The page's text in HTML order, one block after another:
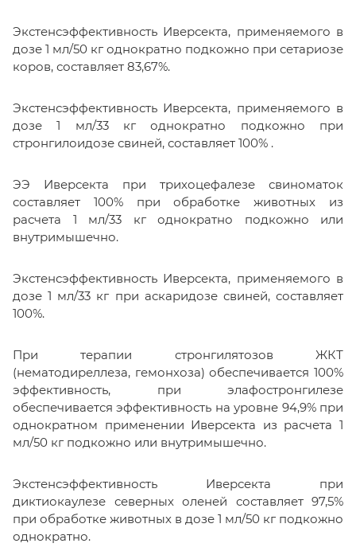
Экстенсэффективность Иверсекта, применяемого в
дозе 1 мл/50 кг однократно подкожно при сетариозе
коров, составляет 83,67%.
Экстенсэффективность Иверсекта, применяемого в
дозе 1 мл/33 кг однократно подкожно при
стронгилоидозе свиней, составляет 100% .
ЭЭ Иверсекта при трихоцефалезе свиноматок
составляет 100% при обработке животных из
расчета 1 мл/33 кг однократно подкожно или
внутримышечно.
Экстенсэффективность Иверсекта, применяемого в
дозе 1 мл/33 кг при аскаридозе свиней, составляет
100%.
При терапии стронгилятозов ЖКТ
(нематодиреллеза, гемонхоза) обеспечивается 100%
эффективность, при элафостронгилезе
обеспечивается эффективность на уровне 94,9% при
однократном применении Иверсекта из расчета 1
мл/50 кг подкожно или внутримышечно.
Экстенсэффективность Иверсекта при
диктиокаулезе северных оленей составляет 97,5%
при обработке животных в дозе 1 мл/50 кг подкожно
однократно.